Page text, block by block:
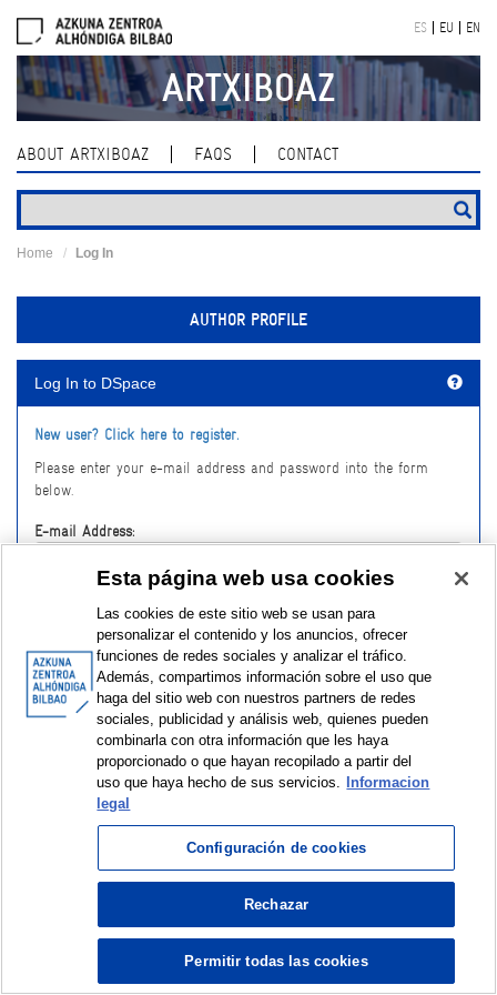
navigation
ES EU EN
ARTXIBOAZ
ABOUT ARTXIBOAZ FAQS CONTACT
Home Log In
AUTHOR PROFILE
Log In to DSpace
New user? Click here to register.
Please enter your e-mail address and password into the form
below.
E-mail Address:
Have you forgotten your password?
© Azkuna Zentroa - Alhóndiga Bilbao
Esta página web usa cookies
Las cookies de este sitio web se usan para
personalizar el contenido y los anuncios, ofrecer
funciones de redes sociales y analizar el tráfico.
Además, compartimos información sobre el uso que
haga del sitio web con nuestros partners de redes
sociales, publicidad y análisis web, quienes pueden
combinarla con otra información que les haya
proporcionado o que hayan recopilado a partir del
uso que haya hecho de sus servicios.
Informacion
legal
Configuración de cookies
Rechazar
Permitir todas las cookies